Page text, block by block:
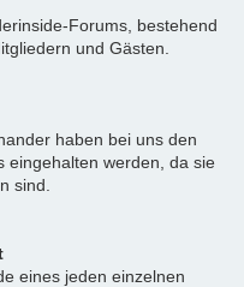
Forums, bestehend
und Gästen.
haben bei uns den
eingehalten werden, da sie
sind.
eines jeden einzelnen